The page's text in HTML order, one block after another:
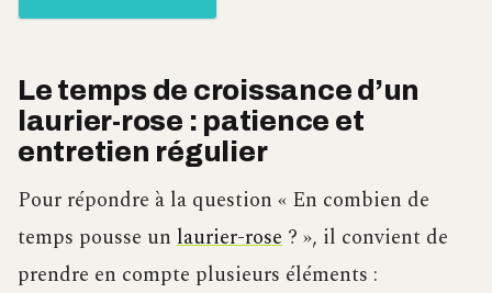
Le temps de croissance d’un
laurier-rose : patience et
entretien régulier
Pour répondre à la question « En combien de
temps pousse un laurier-rose ? », il convient de
prendre en compte plusieurs éléments :